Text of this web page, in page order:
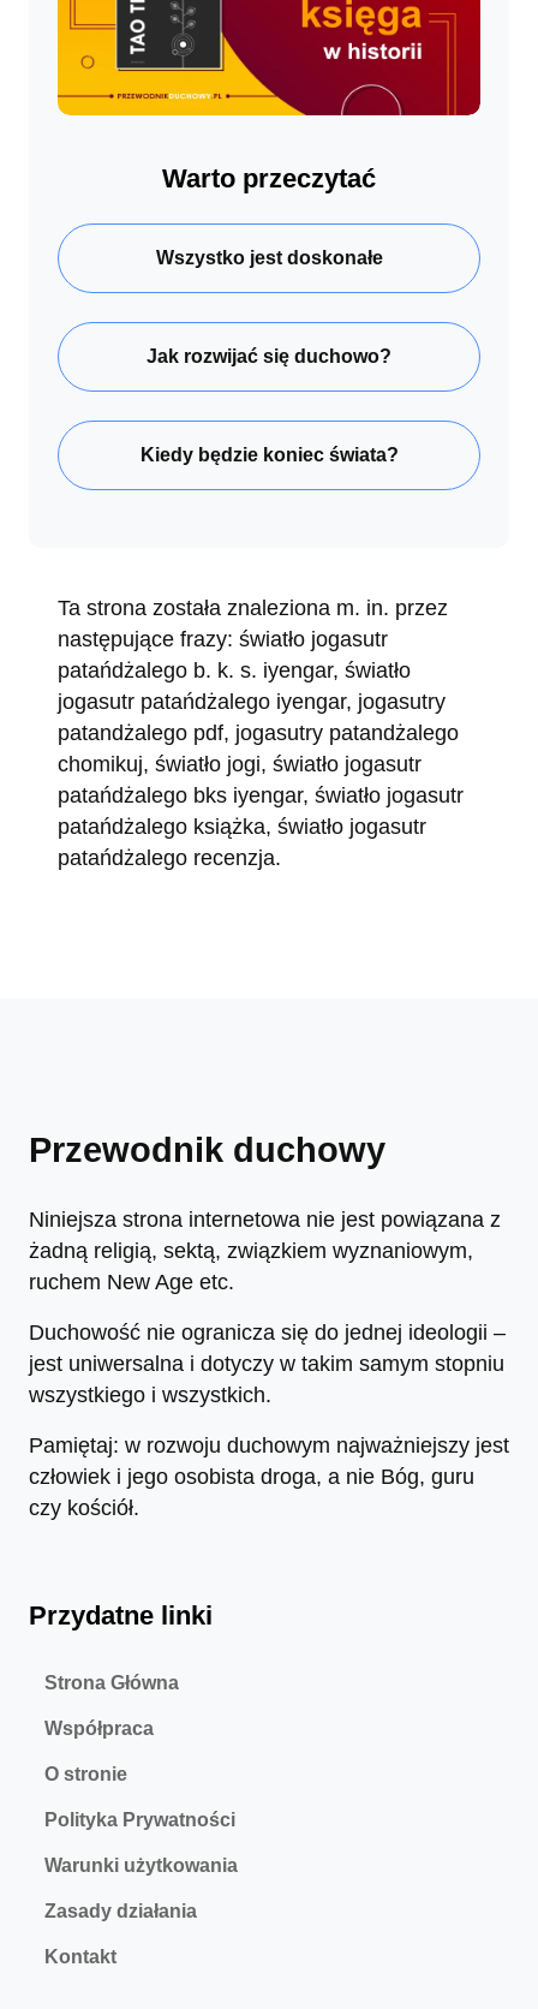
Warto przeczytać
Wszystko jest doskonałe
Jak rozwijać się duchowo?
Kiedy będzie koniec świata?
Ta strona została znaleziona m. in. przez
następujące frazy: światło jogasutr
patańdżalego b. k. s. iyengar, światło
jogasutr patańdżalego iyengar, jogasutry
patandżalego pdf, jogasutry patandżalego
chomikuj, światło jogi, światło jogasutr
patańdżalego bks iyengar, światło jogasutr
patańdżalego książka, światło jogasutr
patańdżalego recenzja.
Przewodnik duchowy
Niniejsza strona internetowa nie jest powiązana z
żadną religią, sektą, związkiem wyznaniowym,
ruchem New Age etc.
Duchowość nie ogranicza się do jednej ideologii –
jest uniwersalna i dotyczy w takim samym stopniu
wszystkiego i wszystkich.
Pamiętaj: w rozwoju duchowym najważniejszy jest
człowiek i jego osobista droga, a nie Bóg, guru
czy kościół.
Przydatne linki
Strona Główna
Współpraca
O stronie
Polityka Prywatności
Warunki użytkowania
Zasady działania
Kontakt